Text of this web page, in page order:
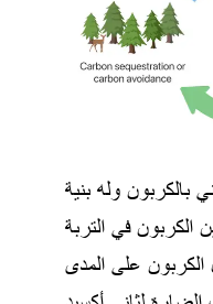
وله بنية
الكربون في التربة
على المدى